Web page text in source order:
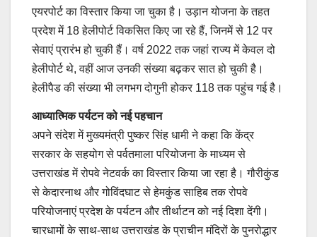
एयरपोर्ट का विस्तार किया जा चुका है। उड़ान योजना के तहत
प्रदेश में 18 हेलीपोर्ट विकसित किए जा रहे हैं, जिनमें से 12 पर
सेवाएं प्रारंभ हो चुकी हैं। वर्ष 2022 तक जहां राज्य में केवल दो
हेलीपोर्ट थे, वहीं आज उनकी संख्या बढ़कर सात हो चुकी है।
हेलीपैड की संख्या भी लगभग दोगुनी होकर 118 तक पहुंच गई है।
आध्यात्मिक पर्यटन को नई पहचान
अपने संदेश में मुख्यमंत्री पुष्कर सिंह धामी ने कहा कि केंद्र
सरकार के सहयोग से पर्वतमाला परियोजना के माध्यम से
उत्तराखंड में रोपवे नेटवर्क का विस्तार किया जा रहा है। गौरीकुंड
से केदारनाथ और गोविंदघाट से हेमकुंड साहिब तक रोपवे
परियोजनाएं प्रदेश के पर्यटन और तीर्थाटन को नई दिशा देंगी।
चारधामों के साथ-साथ उत्तराखंड के प्राचीन मंदिरों के पुनरोद्धार